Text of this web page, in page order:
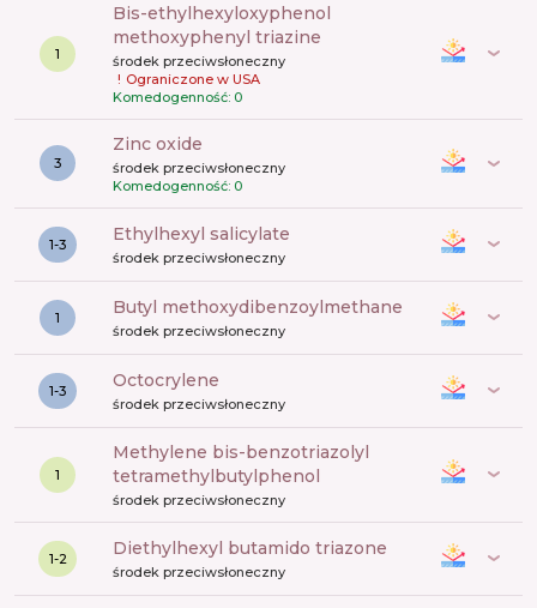
1
bis-ethylhexyloxyphenol
methoxyphenyl triazine
środek przeciwsłoneczny
! Ograniczone w USA
Komedogenność: 0
3
zinc oxide
środek przeciwsłoneczny
Komedogenność: 0
1-3 ethylhexyl salicylate
środek przeciwsłoneczny
1 butyl methoxydibenzoylmethane
środek przeciwsłoneczny
1-3 octocrylene
środek przeciwsłoneczny
1
methylene bis-benzotriazolyl
tetramethylbutylphenol
środek przeciwsłoneczny
1-2 diethylhexyl butamido triazone
środek przeciwsłoneczny